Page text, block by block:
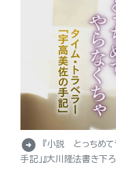
arrow_circle_right
『小説 とっちめて
手記」』大川隆法書き下